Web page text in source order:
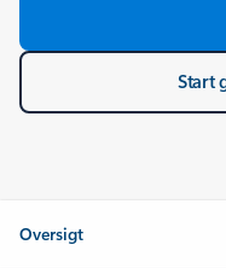
Start
Oversigt